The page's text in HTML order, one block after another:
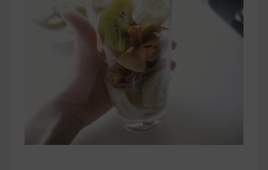
運動健身飲食建議
2020 年最新蛋白粉終極指南，讓你一次搞
七大經典健身疑問，不要再被這些問題困擾